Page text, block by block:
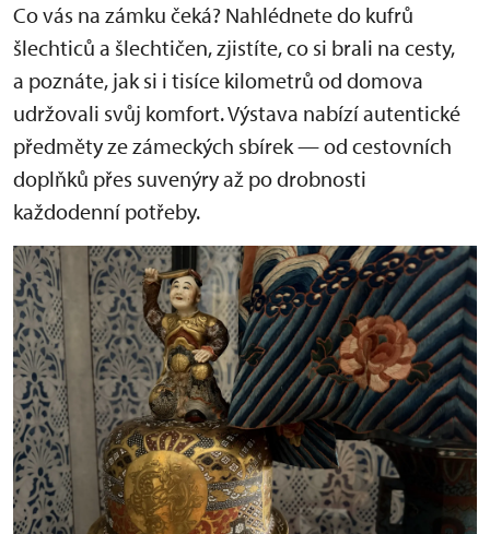
Co vás na zámku čeká? Nahlédnete do kufrů
šlechticů a šlechtičen, zjistíte, co si brali na cesty,
a poznáte, jak si i tisíce kilometrů od domova
udržovali svůj komfort. Výstava nabízí autentické
předměty ze zámeckých sbírek — od cestovních
doplňků přes suvenýry až po drobnosti
každodenní potřeby.